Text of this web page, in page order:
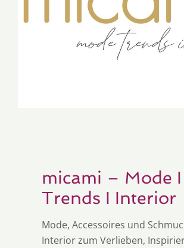
micami – Mode I
Trends I Interior
Mode, Accessoires und
Interior zum Verlieben,